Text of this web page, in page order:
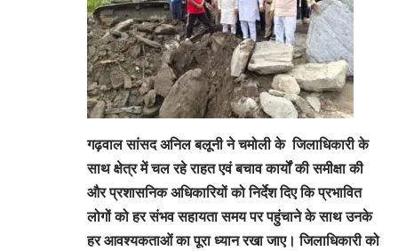
गढ़वाल सांसद अनिल बलूनी ने चमोली के जिलाधिकारी के
साथ क्षेत्र में चल रहे राहत एवं बचाव कार्यों की समीक्षा की
और प्रशासनिक अधिकारियों को निर्देश दिए कि प्रभावित
लोगों को हर संभव सहायता समय पर पहुंचाने के साथ उनके
हर आवश्यकताओं का पूरा ध्यान रखा जाए। जिलाधिकारी को